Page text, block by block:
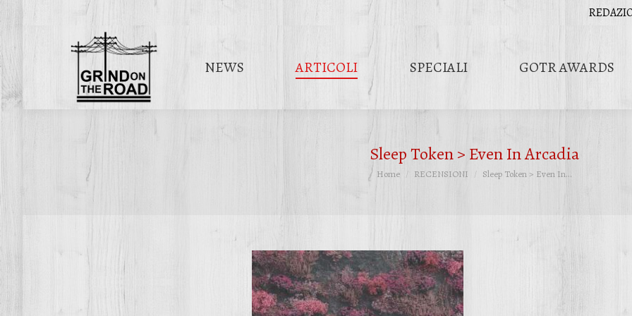
NEWS ARTICOLI SPECIALI GOTR AWARDS
Sleep Token > Even In Arcadia
Tu sei qui:
Home RECENSIONI Sleep Token > Even In…